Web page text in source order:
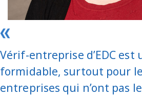
Vérif-entreprise d’EDC est
formidable, surtout pour
entreprises qui n’ont pas